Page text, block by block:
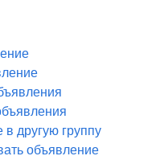
в другую группу
объявление